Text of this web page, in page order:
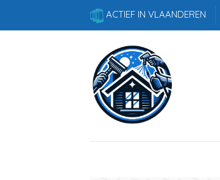
ACTIEF IN VLAANDEREN